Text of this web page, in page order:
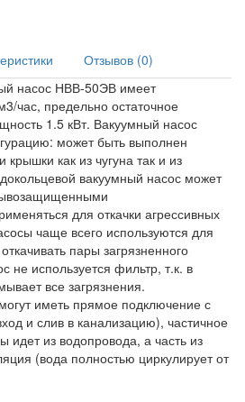
Отзывов (0)
насос НВВ-50ЭВ имеет
час, предельно остаточное
1.5 кВт. Вакуумный насос
может быть выполнен
крышки как из чугуна так и из
вакуумный насос может
для откачки агрессивных
чаще всего используются для
пары загрязненного
не используется фильтр, т.к. в
все загрязнения.
иметь прямое подключение с
и слив в канализацию), частичное
идет из водопровода, а часть из
(вода полностью циркулирует от